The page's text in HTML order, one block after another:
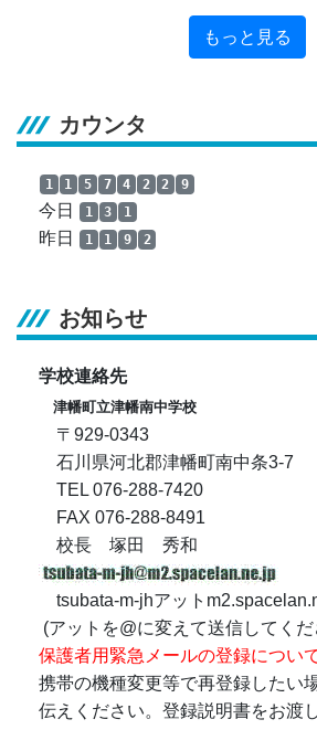
もっと見る
カウンタ
1 1 5 7 4 2 2 9
今日 1 3 1
昨日 1 1 9 2
お知らせ
学校連絡先
津幡町立津幡南中学校
〒929-0343
石川県河北郡津幡町南中条3-7
TEL 076-288-7420
FAX 076-288-8491
校長 塚田 秀和
tsubata-m-jhアット
(アットを@に変えて送信してくだ
保護者用緊急メールの登録につい
携帯の機種変更等で再登録したい
伝えください。登録説明書をお渡